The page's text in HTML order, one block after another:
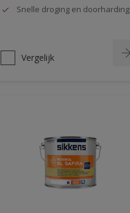
Snelle droging en doorharding
Vergelijk